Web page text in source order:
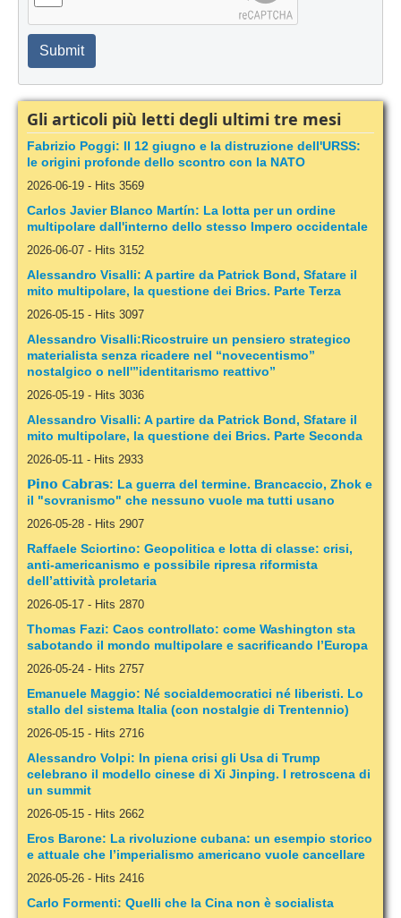
Submit
Gli articoli più letti degli ultimi tre mesi
Fabrizio Poggi: Il 12 giugno e la distruzione dell'URSS:
le origini profonde dello scontro con la NATO
2026-06-19 - Hits 3569
Carlos Javier Blanco Martín: La lotta per un ordine
multipolare dall'interno dello stesso Impero occidentale
2026-06-07 - Hits 3152
Alessandro Visalli: A partire da Patrick Bond, Sfatare il
mito multipolare, la questione dei Brics. Parte Terza
2026-05-15 - Hits 3097
Alessandro Visalli:Ricostruire un pensiero strategico
materialista senza ricadere nel “novecentismo”
nostalgico o nell'”identitarismo reattivo”
2026-05-19 - Hits 3036
Alessandro Visalli: A partire da Patrick Bond, Sfatare il
mito multipolare, la questione dei Brics. Parte Seconda
2026-05-11 - Hits 2933
𝗣𝗶𝗻𝗼 𝗖𝗮𝗯𝗿𝗮𝘀: La guerra del termine. Brancaccio, Zhok e
il "sovranismo" che nessuno vuole ma tutti usano
2026-05-28 - Hits 2907
Raffaele Sciortino: Geopolitica e lotta di classe: crisi,
anti-americanismo e possibile ripresa riformista
dell’attività proletaria
2026-05-17 - Hits 2870
Thomas Fazi: Caos controllato: come Washington sta
sabotando il mondo multipolare e sacrificando l’Europa
2026-05-24 - Hits 2757
Emanuele Maggio: Né socialdemocratici né liberisti. Lo
stallo del sistema Italia (con nostalgie di Trentennio)
2026-05-15 - Hits 2716
Alessandro Volpi: In piena crisi gli Usa di Trump
celebrano il modello cinese di Xi Jinping. I retroscena di
un summit
2026-05-15 - Hits 2662
Eros Barone: La rivoluzione cubana: un esempio storico
e attuale che l’imperialismo americano vuole cancellare
2026-05-26 - Hits 2416
Carlo Formenti: Quelli che la Cina non è socialista